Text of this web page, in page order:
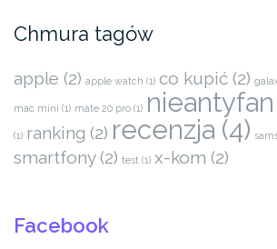
Chmura tagów
apple (2) apple watch (1) co kupić (2)
mac mini (1) mate 20 pro (1) nieantyfan
(1) ranking (2) recenzja (4)
smartfony(2) test (1) x-kom (2)
Facebook